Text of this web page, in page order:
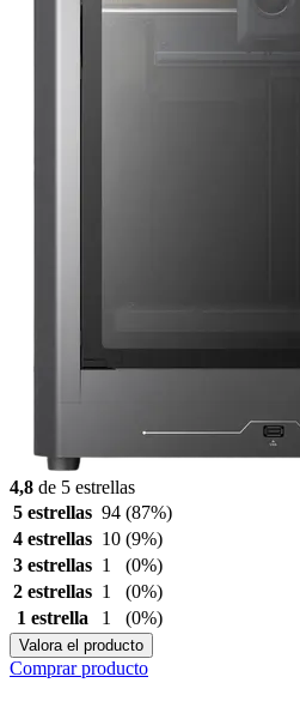
4,8 de 5 estrellas
5 estrellas 94 (87%)
4 estrellas 10 (9%)
3 estrellas 1
(0%)
2 estrellas 1
(0%)
1 estrella
1 (0%)
Valora el producto
Comprar producto